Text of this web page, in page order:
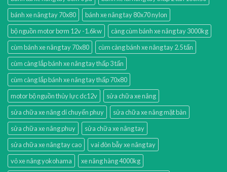
bánh xe nâng tay 70x80
bánh xe nâng tay 80x70 nylon
bộ nguồn motor bơm 12v -1.6kw
càng cùm bánh xe nâng tay 3000kg
cùm bánh xe nâng tay 70x80
cùm càng bánh xe nâng tay 2.5 tấn
cùm càng lắp bánh xe nâng tay thấp 3 tấn
cùm càng lắp bánh xe nâng tay thấp 70x80
motor bộ nguồn thủy lực dc12v
sửa chữa xe nâng
sửa chữa xe nâng di chuyển phuy
sửa chữa xe nâng mặt bàn
sửa chữa xe nâng phuy
sửa chữa xe nâng tay
sửa chữa xe nâng tay cao
vai đòn bẫy xe nâng tay
vỏ xe nâng yokohama
xe nâng hàng 4000kg